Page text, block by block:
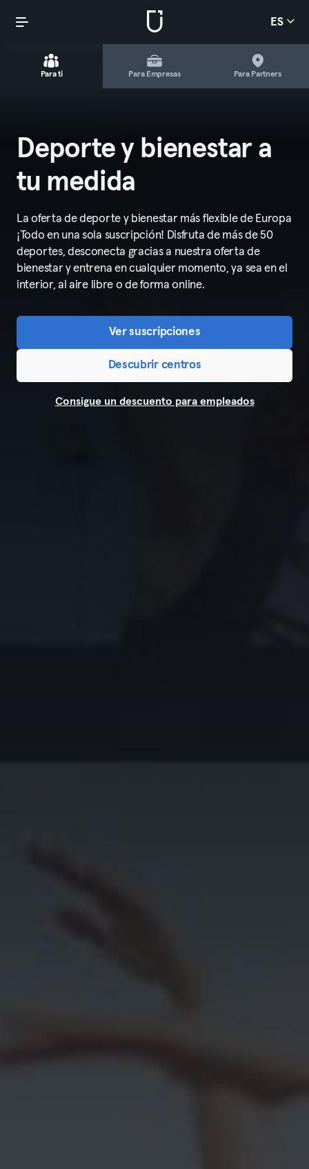
ES
Para ti Para Empresas Para Partners
Deporte y bienestar a
tu medida
La oferta de deporte y bienestar más flexible de Europa
¡Todo en una sola suscripción! Disfruta de más de 50
deportes, desconecta gracias a nuestra oferta de
bienestar y entrena en cualquier momento, ya sea en el
interior, al aire libre o de forma online.
Ver suscripciones
Descubrir centros
Consigue un descuento para empleados